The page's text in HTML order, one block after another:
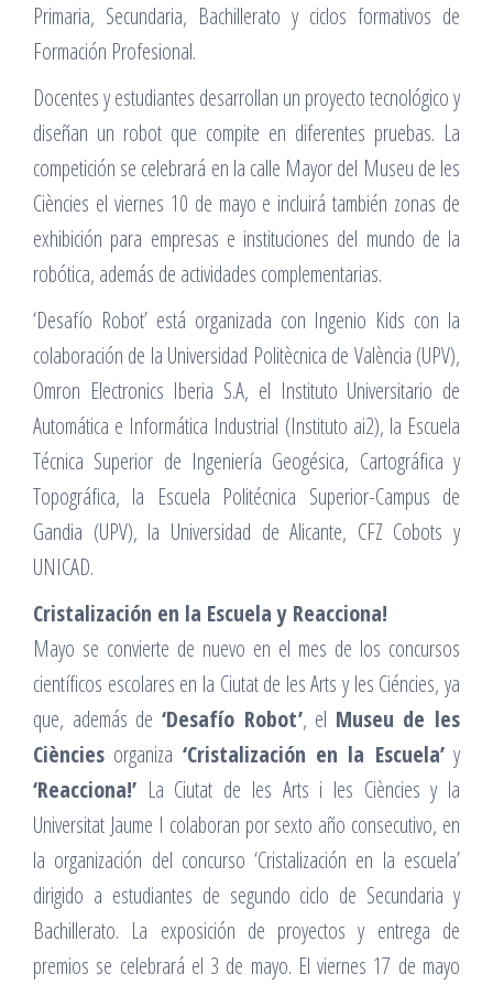
Primaria, Secundaria, Bachillerato y ciclos formativos de
Formación Profesional.
Docentes y estudiantes desarrollan un proyecto tecnológico y
diseñan un robot que compite en diferentes pruebas. La
competición se celebrará en la calle Mayor del Museu de les
Ciències el viernes 10 de mayo e incluirá también zonas de
exhibición para empresas e instituciones del mundo de la
robótica, además de actividades complementarias.
‘Desafío Robot’ está organizada con Ingenio Kids con la
colaboración de la Universidad Politècnica de València (UPV),
Omron Electronics Iberia S.A, el Instituto Universitario de
Automática e Informática Industrial (Instituto ai2), la Escuela
Técnica Superior de Ingeniería Geogésica, Cartográfica y
Topográfica, la Escuela Politécnica Superior-Campus de
Gandia (UPV), la Universidad de Alicante, CFZ Cobots y
UNICAD.
Cristalización en la Escuela y Reacciona!
Mayo se convierte de nuevo en el mes de los concursos
científicos escolares en la Ciutat de les Arts y les Ciéncies, ya
que, además de ‘Desafío Robot’, el Museu de les
Ciències organiza ‘Cristalización en la Escuela’y
‘Reacciona!’ La Ciutat de les Arts i les Ciències y la
Universitat Jaume I colaboran por sexto año consecutivo, en
la organización del concurso ‘Cristalización en la escuela’
dirigido a estudiantes de segundo ciclo de Secundaria y
Bachillerato. La exposición de proyectos y entrega de
premios se celebrará el 3 de mayo. El viernes 17 de mayo